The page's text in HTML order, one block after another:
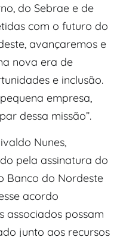
do Sebrae e de
com o futuro do
avançaremos e
nova era de
e inclusão.
empresa,
dessa missão”.
Nunes,
pela assinatura do
Banco do Nordeste
acordo
associados possam
junto aos recursos